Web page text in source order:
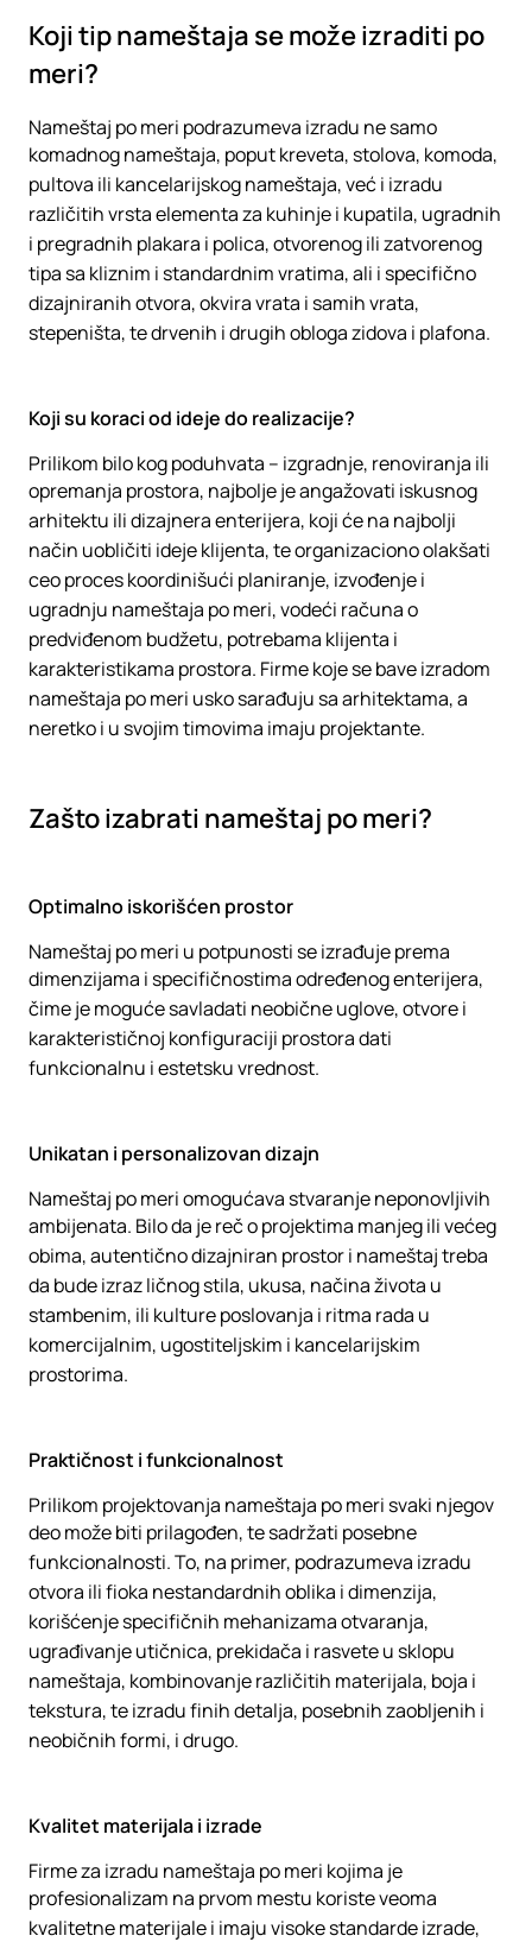
Koji tip nameštaja se može izraditi po
meri?
Nameštaj po meri podrazumeva izradu ne samo
komadnog nameštaja, poput kreveta, stolova, komoda,
pultova ili kancelarijskog nameštaja, već i izradu
različitih vrsta elementa za kuhinje i kupatila, ugradnih
i pregradnih plakara i polica, otvorenog ili zatvorenog
tipa sa kliznim i standardnim vratima, ali i specifično
dizajniranih otvora, okvira vrata i samih vrata,
stepeništa, te drvenih i drugih obloga zidova i plafona.
Koji su koraci od ideje do realizacije?
Prilikom bilo kog poduhvata – izgradnje, renoviranja ili
opremanja prostora, najbolje je angažovati iskusnog
arhitektu ili dizajnera enterijera, koji će na najbolji
način uobličiti ideje klijenta, te organizaciono olakšati
ceo proces koordinišući planiranje, izvođenje i
ugradnju nameštaja po meri, vodeći računa o
predviđenom budžetu, potrebama klijenta i
karakteristikama prostora. Firme koje se bave izradom
nameštaja po meri usko sarađuju sa arhitektama, a
neretko i u svojim timovima imaju projektante.
Zašto izabrati nameštaj po meri?
Optimalno iskorišćen prostor
Nameštaj po meri u potpunosti se izrađuje prema
dimenzijama i specifičnostima određenog enterijera,
čime je moguće savladati neobične uglove, otvore i
karakterističnoj konfiguraciji prostora dati
funkcionalnu i estetsku vrednost.
Unikatan i personalizovan dizajn
Nameštaj po meri omogućava stvaranje neponovljivih
ambijenata. Bilo da je reč o projektima manjeg ili većeg
obima, autentično dizajniran prostor i nameštaj treba
da bude izraz ličnog stila, ukusa, načina života u
stambenim, ili kulture poslovanja i ritma rada u
komercijalnim, ugostiteljskim i kancelarijskim
prostorima.
Praktičnost i funkcionalnost
Prilikom projektovanja nameštaja po meri svaki njegov
deo može biti prilagođen, te sadržati posebne
funkcionalnosti. To, na primer, podrazumeva izradu
otvora ili fioka nestandardnih oblika i dimenzija,
korišćenje specifičnih mehanizama otvaranja,
ugrađivanje utičnica, prekidača i rasvete u sklopu
nameštaja, kombinovanje različitih materijala, boja i
tekstura, te izradu finih detalja, posebnih zaobljenih i
neobičnih formi, i drugo.
Kvalitet materijala i izrade
Firme za izradu nameštaja po meri kojima je
profesionalizam na prvom mestu koriste veoma
kvalitetne materijale i imaju visoke standarde izrade,